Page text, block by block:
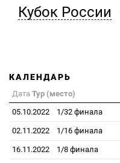
Кубок России
КАЛЕНДАРЬ
Дата Тур (место)
05.10.2022
1/32 финала
02.11.2022 1/16 финала
16.11.2022 1/8 финала